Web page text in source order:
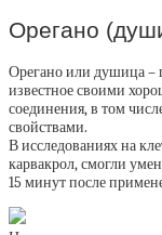
Орегано
Орегано или душица –
известное своими
соединения, в том
свойствами.
В исследованиях на
карвакрол, смогли
15 минут после